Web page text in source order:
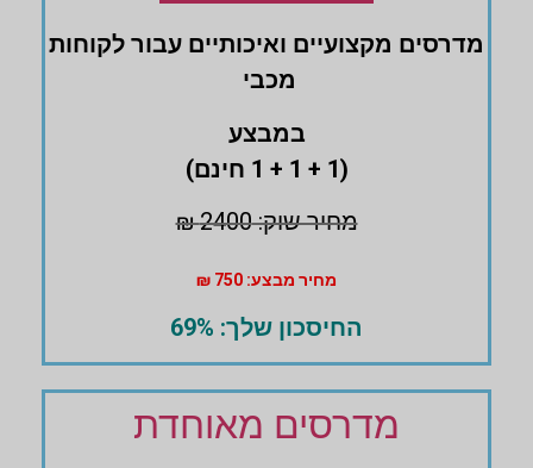
מדרסים ‏מקצועיים ואיכותיים עבור לקוחות
מכבי
במבצע
(1 + 1 + 1 חינם)
מחיר שוק: 2400 ₪
מחיר מבצע: 750 ₪
החיסכון שלך: 69%
מדרסים מאוחדת